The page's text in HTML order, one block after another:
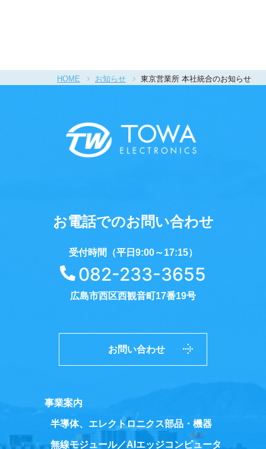
HOME お知らせ 東京営業所 本社統合のお知らせ
事業案内
半導体、エレクトロニクス部品・機器
無線モジュール／AIエッジコンピュータ
お電話でのお問い合わせ
受付時間（平日9:00～17:15）
082-233-3655
広島市西区西観音町17番19号
お問い合わせ